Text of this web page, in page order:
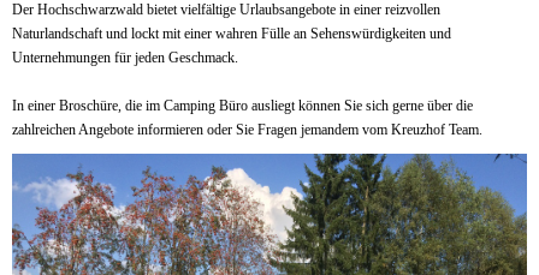
Der Hochschwarzwald bietet vielfältige Urlaubsangebote in einer reizvollen
Naturlandschaft und lockt mit einer wahren Fülle an Sehenswürdigkeiten und
Unternehmungen für jeden Geschmack.
In einer Broschüre, die im Camping Büro ausliegt können Sie sich gerne über die
zahlreichen Angebote informieren oder Sie Fragen jemandem vom Kreuzhof Team.